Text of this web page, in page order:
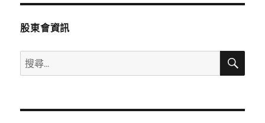
章:
股東會資訊
搜
尋
鍵
搜